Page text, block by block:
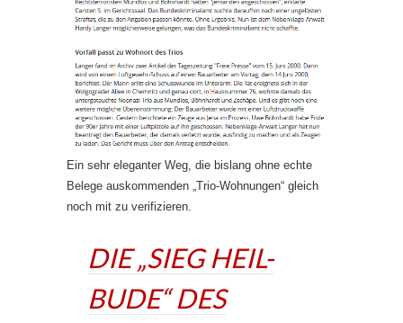
Ein sehr eleganter Weg, die bislang ohne echte
Belege auskommenden „Trio-Wohnungen“ gleich
noch mit zu verifizieren.
DIE „SIEG HEIL-
BUDE“ DES